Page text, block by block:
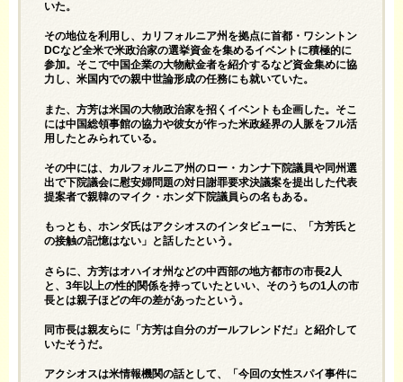
いた。
その地位を利用し、カリフォルニア州を拠点に首都・ワシントン
DCなど全米で米政治家の選挙資金を集めるイベントに積極的に
参加。そこで中国企業の大物献金者を紹介するなど資金集めに協
力し、米国内での親中世論形成の任務にも就いていた。
また、方芳は米国の大物政治家を招くイベントも企画した。そこ
には中国総領事館の協力や彼女が作った米政経界の人脈をフル活
用したとみられている。
その中には、カルフォルニア州のロー・カンナ下院議員や同州選
出で下院議会に慰安婦問題の対日謝罪要求決議案を提出した代表
提案者で親韓のマイク・ホンダ下院議員らの名もある。
もっとも、ホンダ氏はアクシオスのインタビューに、「方芳氏と
の接触の記憶はない」と話したという。
さらに、方芳はオハイオ州などの中西部の地方都市の市長2人
と、3年以上の性的関係を持っていたといい、そのうちの1人の市
長とは親子ほどの年の差があったという。
同市長は親友らに「方芳は自分のガールフレンドだ」と紹介して
いたそうだ。
アクシオスは米情報機関の話として、「今回の女性スパイ事件に